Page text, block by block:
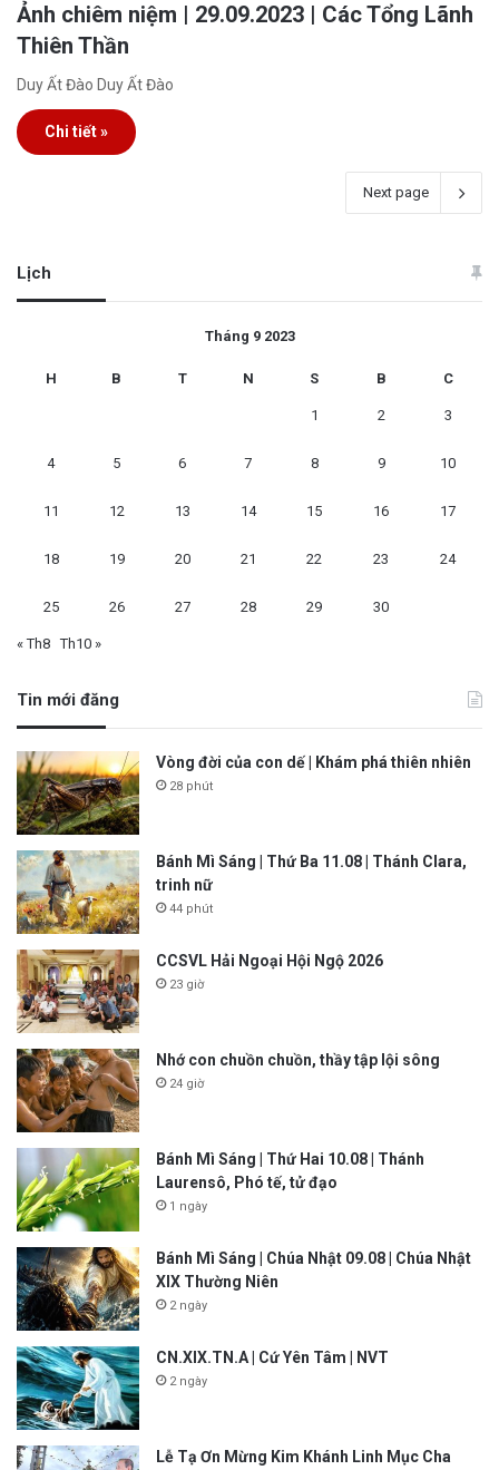
Ảnh chiêm niệm | 29.09.2023 | Các Tổng Lãnh
Thiên Thần
Duy Ất Đào Duy Ất Đào
Chi tiết »
Next page
Lịch
Tháng 9 2023
H B T N S B C
1 2 3
4 5 6 7 8 9 10
11 12 13 14 15 16 17
18 19 20 21 22 23 24
25 26 27 28 29 30
« Th8 Th10 »
Tin mới đăng
Vòng đời của con dế | Khám phá thiên nhiên
28 phút
Bánh Mì Sáng | Thứ Ba 11.08 | Thánh Clara,
trinh nữ
44 phút
CCSVL Hải Ngoại Hội Ngộ 2026
23 giờ
Nhớ con chuồn chuồn, thầy tập lội sông
24 giờ
Bánh Mì Sáng | Thứ Hai 10.08 | Thánh
Laurensô, Phó tế, tử đạo
1 ngày
Bánh Mì Sáng | Chúa Nhật 09.08 | Chúa Nhật
XIX Thường Niên
2 ngày
CN.XIX.TN.A | Cứ Yên Tâm | NVT
2 ngày
Lễ Tạ Ơn Mừng Kim Khánh Linh Mục Cha